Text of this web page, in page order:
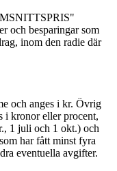
och besparingar som
inom den radie där
och anges i kr. Övrig
i kronor eller procent,
1 juli och 1 okt.) och
har fått minst fyra
eventuella avgifter.